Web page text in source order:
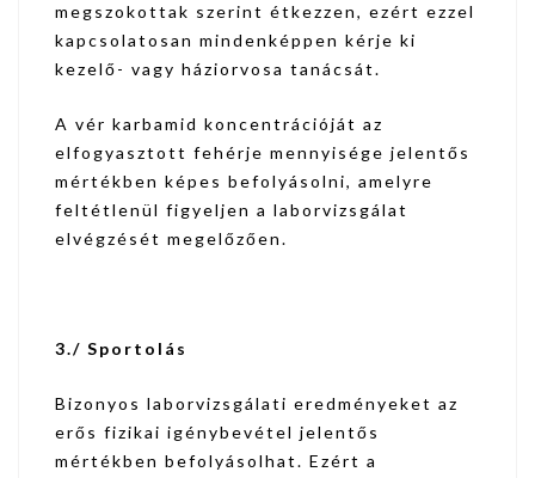
megszokottak szerint étkezzen, ezért ezzel
kapcsolatosan mindenképpen kérje ki
kezelő- vagy háziorvosa tanácsát.
A vér karbamid koncentrációját az
elfogyasztott fehérje mennyisége jelentős
mértékben képes befolyásolni, amelyre
feltétlenül figyeljen a laborvizsgálat
elvégzését megelőzően.
3./ Sportolás
Bizonyos laborvizsgálati eredményeket az
erős fizikai igénybevétel jelentős
mértékben befolyásolhat. Ezért a